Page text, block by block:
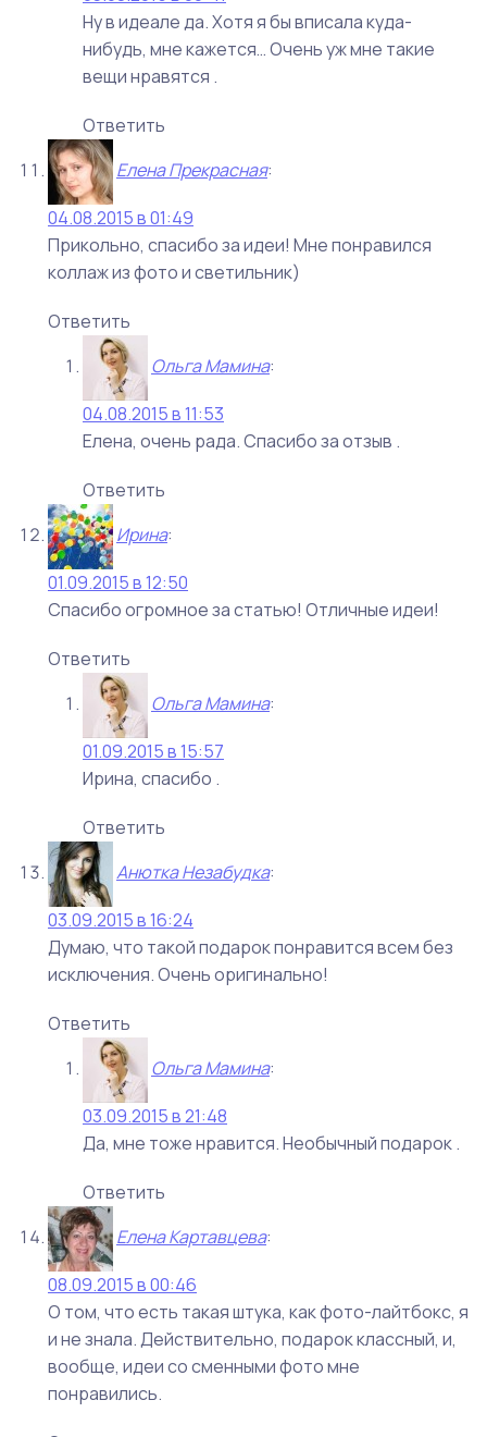
Ну в идеале да. Хотя я бы вписала куда-
нибудь, мне кажется… Очень уж мне такие
вещи нравятся .
Ответить
Елена Прекрасная:
04.08.2015 в 01:49
Прикольно, спасибо за идеи! Мне понравился
коллаж из фото и светильник)
Ответить
Ольга Мамина:
04.08.2015 в 11:53
Елена, очень рада. Спасибо за отзыв .
Ответить
Ирина:
01.09.2015 в 12:50
Спасибо огромное за статью! Отличные идеи!
Ответить
Ольга Мамина:
01.09.2015 в 15:57
Ирина, спасибо .
Ответить
Анютка Незабудка:
03.09.2015 в 16:24
Думаю, что такой подарок понравится всем без
исключения. Очень оригинально!
Ответить
Ольга Мамина:
03.09.2015 в 21:48
Да, мне тоже нравится. Необычный подарок .
Ответить
Елена Картавцева:
08.09.2015 в 00:46
О том, что есть такая штука, как фото-лайтбокс, я
и не знала. Действительно, подарок классный, и,
вообще, идеи со сменными фото мне
понравились.